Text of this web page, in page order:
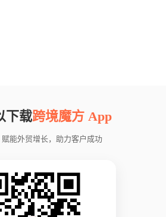
下载跨境魔方 App
赋能外贸增长，助力客户成功